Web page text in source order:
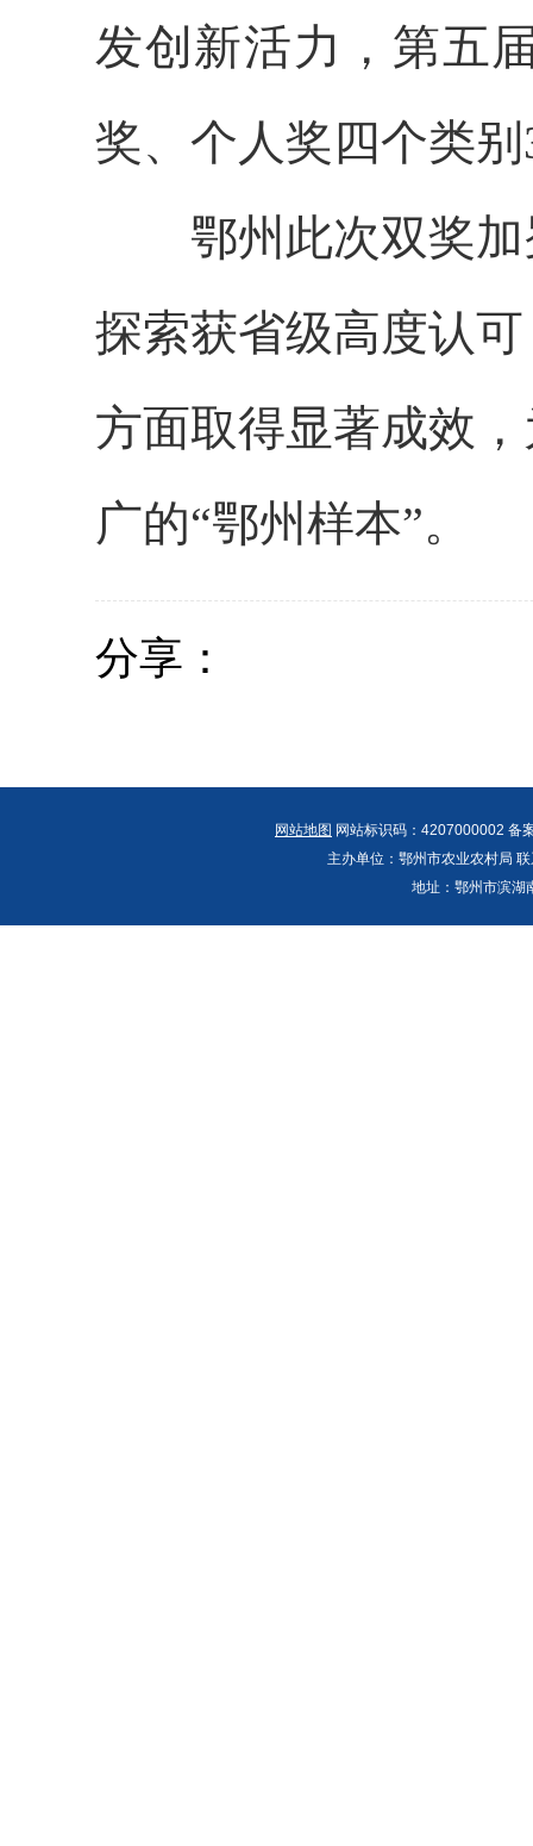
发创新活力，第五
奖、个人奖四个类
鄂州此次双奖加
探索获省级高度认
方面取得显著成效
广的“鄂州样本”。
分享：
网站地图 网站标识码：4207000002
主办单位：鄂州市农业农村局
地址：鄂州市滨湖